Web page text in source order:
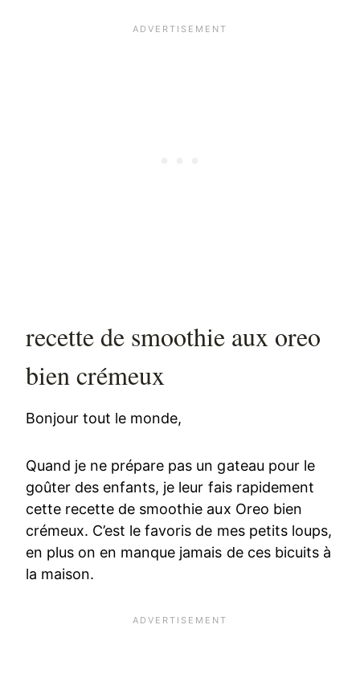
recette de smoothie aux oreo
bien crémeux
Bonjour tout le monde,
Quand je ne prépare pas un gateau pour le
goûter des enfants, je leur fais rapidement
cette recette de smoothie aux Oreo bien
crémeux. C’est le favoris de mes petits loups,
en plus on en manque jamais de ces bicuits à
la maison.